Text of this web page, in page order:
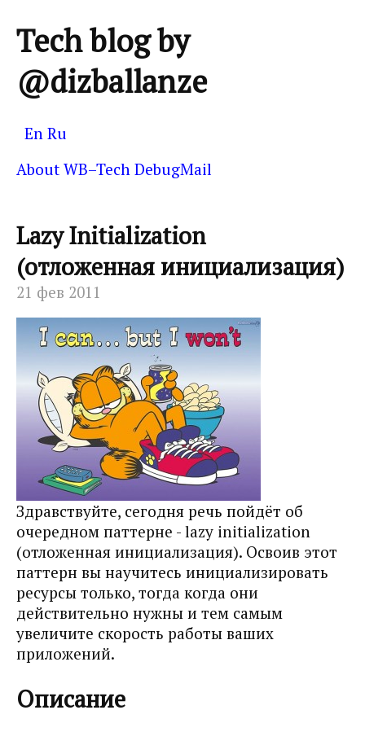
Tech blog by
@dizballanze
En Ru
About WB–Tech DebugMail
Lazy Initialization
(отложенная инициализация)
21 фев 2011
Здравствуйте, сегодня речь пойдёт об
очередном паттерне - lazy initialization
(отложенная инициализация). Освоив этот
паттерн вы научитесь инициализировать
ресурсы только, тогда когда они
действительно нужны и тем самым
увеличите скорость работы ваших
приложений.
Описание